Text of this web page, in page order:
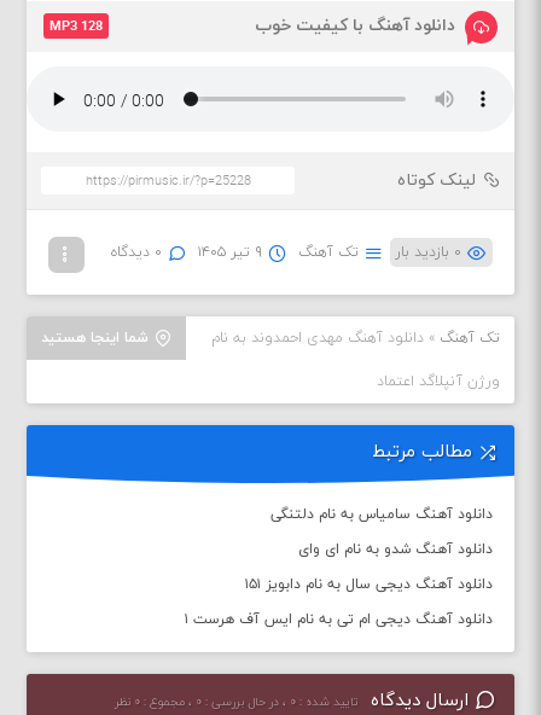
دانلود آهنگ با کیفیت خوب MP3 128
لینک کوتاه
۰ بازدید بار تک آهنگ ۹ تیر ۱۴۰۵ ۰ دیدگاه
شما اینجا هستید تک آهنگ »دانلود آهنگ مهدی احمدوند به نام
ورژن آنپلاگد اعتماد
مطالب مرتبط
دانلود آهنگ سامیاس به نام دلتنگی
دانلود آهنگ شدو به نام ای وای
دانلود آهنگ دیجی سال به نام دابویز ۱۵۱
دانلود آهنگ دیجی ام تی به نام ایس آف هرست ۱
ارسال دیدگاه تایید شده : ۰ ، در حال بررسی : ۰ ، مجموع : ۰ نظر